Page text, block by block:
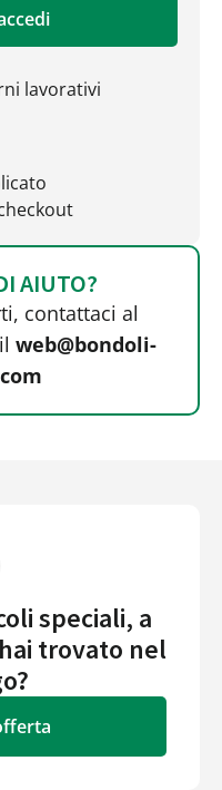
lavorativi
AIUTO?
contattaci al
web@bondoli-
speciali, a
trovato nel